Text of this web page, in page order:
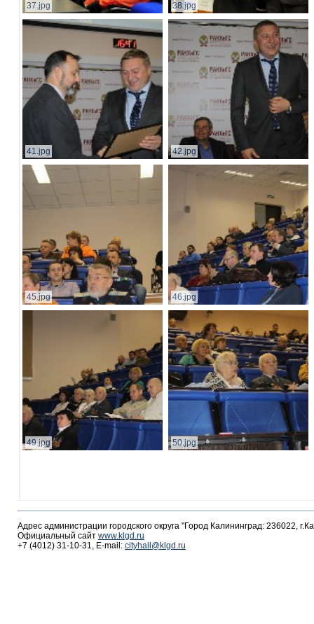
37.jpg 38.jpg
41.jpg 42.jpg
45.jpg 46.jpg
49.jpg 50.jpg
Адрес администрации городского округа "Город Калининград: 236022,
Официальный сайт www.klgd.ru
+7 (4012) 31-10-31, E-mail: cityhall@klgd.ru